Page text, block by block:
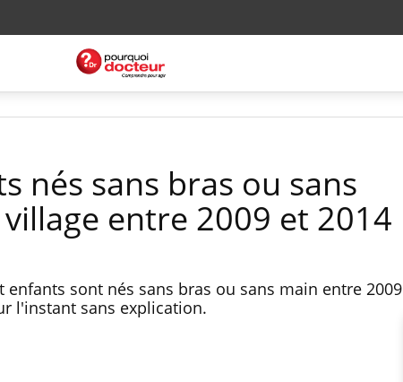
nés sans bras ou sans
entre 2009 et 2014
enfants sont nés sans bras ou sans main entre 2009
l'instant sans explication.